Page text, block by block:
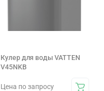
Кулер для воды VATTEN
V45NKB
Цена по запросу